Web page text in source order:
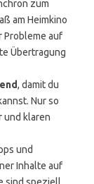
zum
am Heimkino
Probleme auf
Übertragung
, damit du
Nur so
und klaren
und
Inhalte auf